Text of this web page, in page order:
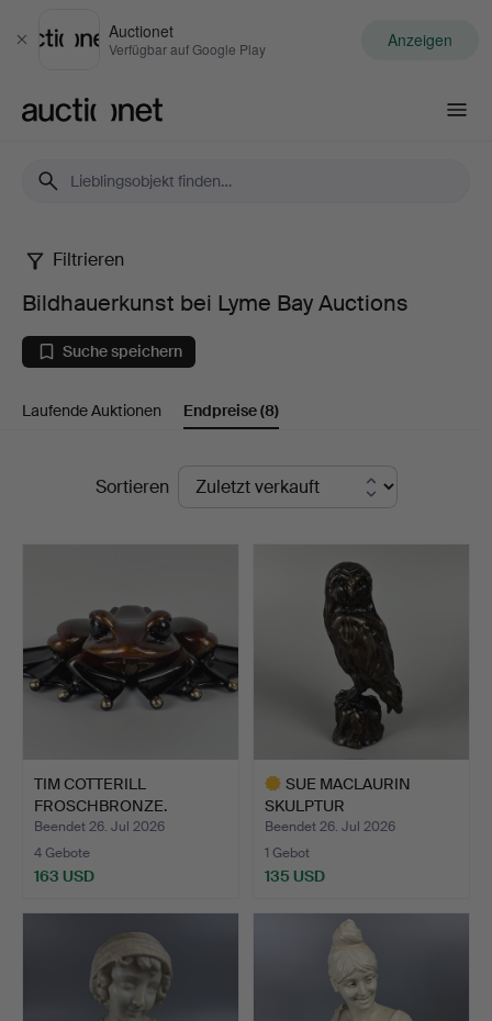
Schließen
Auctionet
Verfügbar auf Google Play Anzeigen
Bildhauerkunst
bei
Lyme
Bay
Auctions
Filtrieren
Bildhauerkunst bei Lyme Bay Auctions
Suche speichern
Laufende Auktionen Endpreise(8)
EndpreiseSortieren
TIM COTTERILL
FROSCHBRONZE.
Beendet 26. Jul 2026
4 Gebote
163 USD
SUE MACLAURIN
SKULPTUR
SCHLEIEREULE.
Beendet 26. Jul 2026
1 Gebot
135 USD